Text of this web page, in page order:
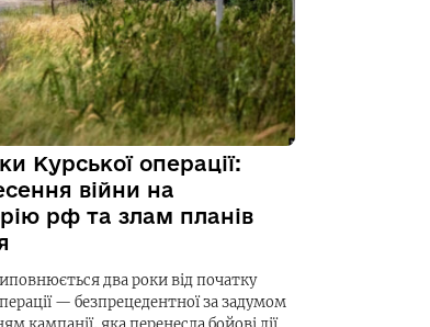
Курської операції:
війни на
рф та злам планів
два роки від початку
— безпрецедентної за задумом